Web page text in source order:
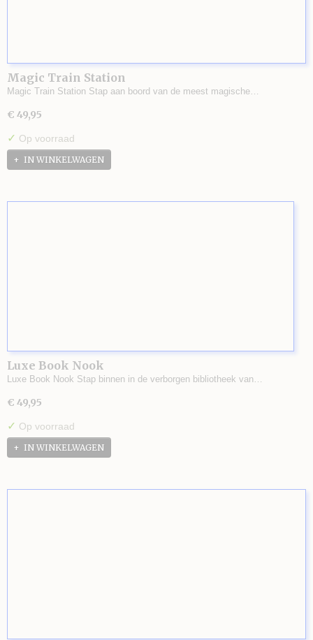
Magic Train Station
Magic Train Station Stap aan boord van de meest magische…
€ 49,95
✓ Op voorraad
IN WINKELWAGEN
Luxe Book Nook
Luxe Book Nook Stap binnen in de verborgen bibliotheek van…
€ 49,95
✓ Op voorraad
IN WINKELWAGEN